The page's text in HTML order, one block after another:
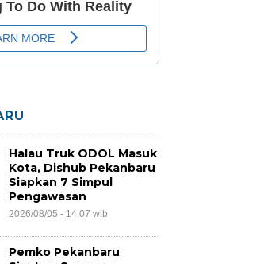
Halau Truk ODOL Masuk
Kota, Dishub Pekanbaru
Siapkan 7 Simpul
Pengawasan
2026/08/05 - 14:07 wib
Pemko Pekanbaru